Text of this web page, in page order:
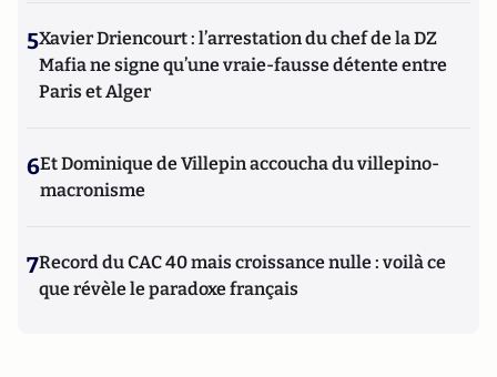
5Xavier Driencourt : l’arrestation du chef de la DZ
Mafia ne signe qu’une vraie-fausse détente entre
Paris et Alger
6Et Dominique de Villepin accoucha du villepino-
macronisme
7Record du CAC 40 mais croissance nulle : voilà ce
que révèle le paradoxe français